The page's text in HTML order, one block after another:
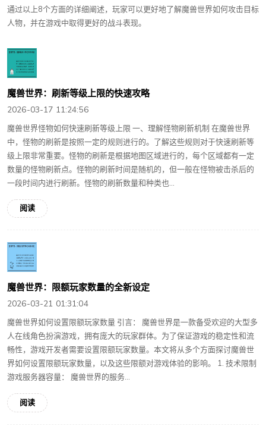
通过以上8个方面的详细阐述，玩家可以更好地了解魔兽世界如何攻击目标
人物，并在游戏中取得更好的战斗表现。
魔兽世界：刷新等级上限的快速攻略
2026-03-17 11:24:56
魔兽世界怪物如何快速刷新等级上限 一、理解怪物刷新机制 在魔兽世界
中，怪物的刷新是按照一定的规则进行的。了解这些规则对于快速刷新等
级上限非常重要。怪物的刷新是根据地图区域进行的，每个区域都有一定
数量的怪物刷新点。怪物的刷新时间是随机的，但一般在怪物被击杀后的
一段时间内进行刷新。怪物的刷新数量和种类也...
阅读
魔兽世界：限额玩家数量的全新设定
2026-03-21 01:31:04
魔兽世界如何设置限额玩家数量 引言： 魔兽世界是一款备受欢迎的大型多
人在线角色扮演游戏，拥有庞大的玩家群体。为了保证游戏的稳定性和流
畅性，游戏开发者需要设置限额玩家数量。本文将从多个方面探讨魔兽世
界如何设置限额玩家数量，以及这些限额对游戏体验的影响。 1. 技术限制
游戏服务器容量： 魔兽世界的服务...
阅读